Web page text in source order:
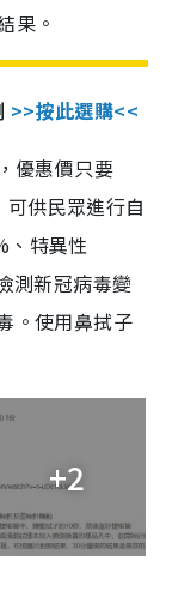
果。
>>按此選購<<
優惠價只要
供民眾進行自
、特異性
測新冠病毒變
。使用鼻拭子
+2